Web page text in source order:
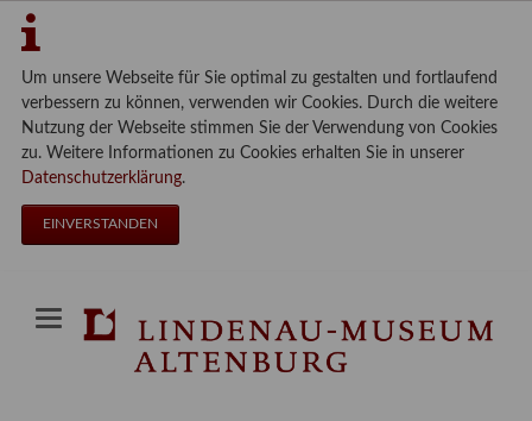
Um unsere Webseite für Sie optimal zu gestalten und fortlaufend
verbessern zu können, verwenden wir Cookies. Durch die weitere
Nutzung der Webseite stimmen Sie der Verwendung von Cookies
zu. Weitere Informationen zu Cookies erhalten Sie in unserer
Datenschutzerklärung.
EINVERSTANDEN